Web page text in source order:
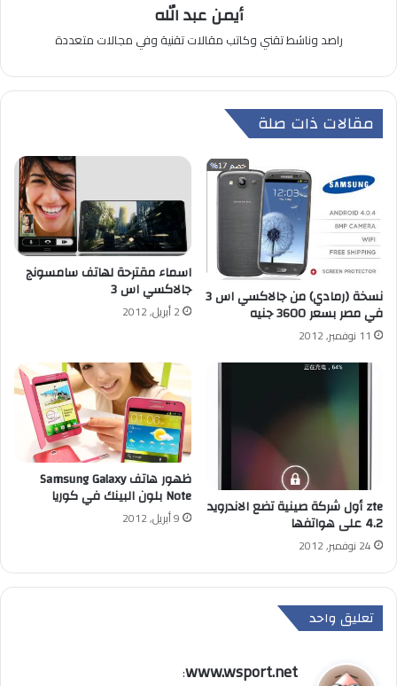
أيمن عبد الله
راصد وناشط تقني وكاتب مقالات تقنية وفي مجالات متعددة
مقالات ذات صلة
نسخة (رمادي) من جالاكسي اس 3
في مصر بسعر 3600 جنيه
11 نوفمبر, 2012
اسماء مقترحة لهاتف سامسونج
جالاكسي اس 3
2 أبريل, 2012
zte أول شركة صينية تضع الاندرويد
4.2 على هواتفها
24 نوفمبر, 2012
ظهور هاتف Samsung Galaxy
Note بلون البينك في كوريا
9 أبريل, 2012
تعليق واحد
يwww.wsport.net
: